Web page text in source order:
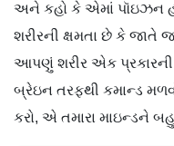
અને કહો કે એમાં પૉઇઝન
શરીરની ક્ષમતા છે કે જાતે
આપણું શરીર એક
બ્રેઇન તરફથી કમાન્ડ
કરો, એ તમારા માઇન્ડને